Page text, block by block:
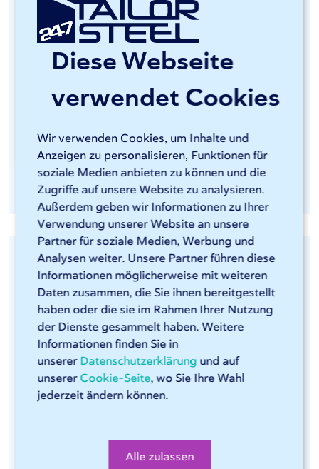
Diese Webseite
verwendet Cookies
Wir verwenden Cookies, um Inhalte und
Anzeigen zu personalisieren, Funktionen für
soziale Medien anbieten zu können und die
Zugriffe auf unsere Website zu analysieren.
Außerdem geben wir Informationen zu Ihrer
Verwendung unserer Website an unsere
Partner für soziale Medien, Werbung und
Analysen weiter. Unsere Partner führen diese
Informationen möglicherweise mit weiteren
Daten zusammen, die Sie ihnen bereitgestellt
haben oder die sie im Rahmen Ihrer Nutzung
der Dienste gesammelt haben. Weitere
Informationen finden Sie in
unserer Datenschutzerklärung und auf
unserer Cookie-Seite, wo Sie Ihre Wahl
jederzeit ändern können.
Alle zulassen
Unsere LVD-ToolCell-Abkantpressen sind vollständig
CNC-gesteuert und eignen sich gut für genau die
komplexeren Biegearbeiten. Stahlbleche werden in
allen gängigen Winkeln gebogen und die
Rückfederungskorrektur sorgt für genaues Arbeiten,
wie Sie es von 247TailorSteel erwarten.
Abkanten bei 247TailorSteel
Kantenbearbeitung von Stahl
zu entfernen, bietet 247TailorSteel bei Bedarf auch
eine Kantenbearbeitung als Nachbearbeitungsschritt